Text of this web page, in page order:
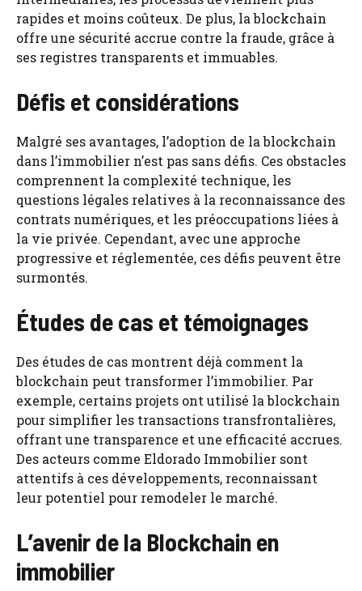
rapides et moins coûteux. De plus, la blockchain
offre une sécurité accrue contre la fraude, grâce à
ses registres transparents et immuables.
Défis et considérations
Malgré ses avantages, l’adoption de la blockchain
dans l’immobilier n’est pas sans défis. Ces obstacles
comprennent la complexité technique, les
questions légales relatives à la reconnaissance des
contrats numériques, et les préoccupations liées à
la vie privée. Cependant, avec une approche
progressive et réglementée, ces défis peuvent être
surmontés.
Études de cas et témoignages
Des études de cas montrent déjà comment la
blockchain peut transformer l’immobilier. Par
exemple, certains projets ont utilisé la blockchain
pour simplifier les transactions transfrontalières,
offrant une transparence et une efficacité accrues.
Des acteurs comme Eldorado Immobilier sont
attentifs à ces développements, reconnaissant
leur potentiel pour remodeler le marché.
L’avenir de la Blockchain en
immobilier